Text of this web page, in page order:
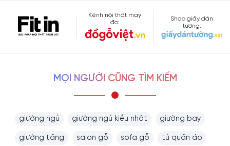
Kênh nội thất may
đo:
Shop giấy dán
tường:
MỌI NGƯỜI CŨNG TÌM KIẾM
giường ngủ giường ngủ kiểu nhật giường bay
giường tầng salon gỗ sofa gỗ tủ quần áo